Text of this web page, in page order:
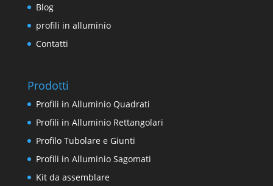
Blog
profili in alluminio
Contatti
Prodotti
Profili in Alluminio Quadrati
Profili in Alluminio Rettangolari
Profilo Tubolare e Giunti
Profili in Alluminio Sagomati
Kit da assemblare